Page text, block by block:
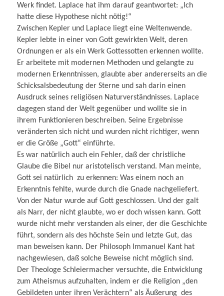
Werk findet. Laplace hat ihm darauf geantwortet: „Ich
hatte diese Hypothese nicht nötig!“
Zwischen Kepler und Laplace liegt eine Weltenwende.
Kepler lebte in einer von Gott gewirkten Welt, deren
Ordnungen er als ein Werk Gottessotten erkennen wollte.
Er arbeitete mit modernen Methoden und gelangte zu
modernen Erkenntnissen, glaubte aber andererseits an die
Schicksalsbedeutung der Sterne und sah darin einen
Ausdruck seines religiösen Naturverständnisses. Laplace
dagegen stand der Welt gegenüber und wollte sie in
ihrem Funktionieren beschreiben. Seine Ergebnisse
veränderten sich nicht und wurden nicht richtiger, wenn
er die Größe „Gott“ einführte.
Es war natürlich auch ein Fehler, daß der christliche
Glaube die Bibel nur aristotelisch verstand. Man meinte,
Gott sei natürlich zu erkennen: Was einem noch an
Erkenntnis fehlte, wurde durch die Gnade nachgeliefert.
Von der Natur wurde auf Gott geschlossen. Und der galt
als Narr, der nicht glaubte, wo er doch wissen kann. Gott
wurde nicht mehr verstanden als einer, der die Geschichte
führt, sondern als des höchste Sein und letzte Gut, das
man beweisen kann. Der Philosoph Immanuel Kant hat
nachgewiesen, daß solche Beweise nicht möglich sind.
Der Theologe Schleiermacher versuchte, die Entwicklung
zum Atheismus aufzuhalten, indem er die Religion „den
Gebildeten unter ihren Verächtern“ als Äußerung des